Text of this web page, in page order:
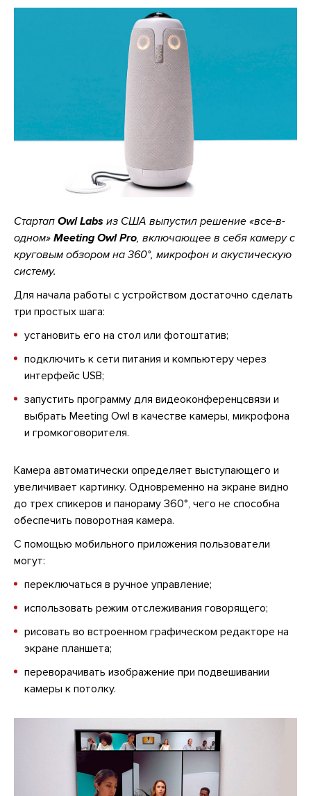
Стартап Owl Labs из США выпустил решение «все-в-
одном» Meeting Owl Pro, включающее в себя камеру с
круговым обзором на 360°, микрофон и акустическую
систему.
Для начала работы с устройством достаточно сделать
три простых шага:
установить его на стол или фотоштатив;
подключить к сети питания и компьютеру через
интерфейс USB;
запустить программу для видеоконференцсвязи и
выбрать Meeting Owl в качестве камеры, микрофона
и громкоговорителя.
Камера автоматически определяет выступающего и
увеличивает картинку. Одновременно на экране видно
до трех спикеров и панораму 360°, чего не способна
обеспечить поворотная камера.
С помощью мобильного приложения пользователи
могут:
переключаться в ручное управление;
использовать режим отслеживания говорящего;
рисовать во встроенном графическом редакторе на
экране планшета;
переворачивать изображение при подвешивании
камеры к потолку.